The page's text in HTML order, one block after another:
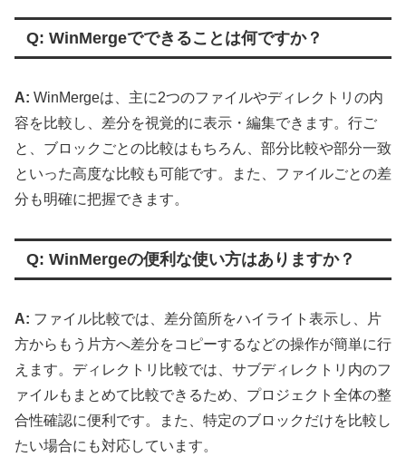
Q: WinMergeでできることは何ですか？
A: WinMergeは、主に2つのファイルやディレクトリの内
容を比較し、差分を視覚的に表示・編集できます。行ご
と、ブロックごとの比較はもちろん、部分比較や部分一致
といった高度な比較も可能です。また、ファイルごとの差
分も明確に把握できます。
Q: WinMergeの便利な使い方はありますか？
A: ファイル比較では、差分箇所をハイライト表示し、片
方からもう片方へ差分をコピーするなどの操作が簡単に行
えます。ディレクトリ比較では、サブディレクトリ内のフ
ァイルもまとめて比較できるため、プロジェクト全体の整
合性確認に便利です。また、特定のブロックだけを比較し
たい場合にも対応しています。